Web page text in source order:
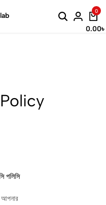
0
0.00৳
পলিসি
আপনার